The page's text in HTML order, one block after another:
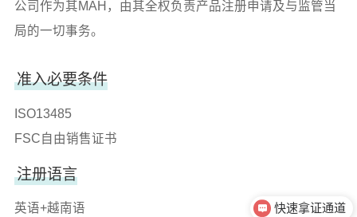
公司作为其MAH，由其全权负责产品注册申请及与监管当
局的一切事务。
准入必要条件
ISO13485
FSC自由销售证书
注册语言
英语+越南语 快速拿证通道